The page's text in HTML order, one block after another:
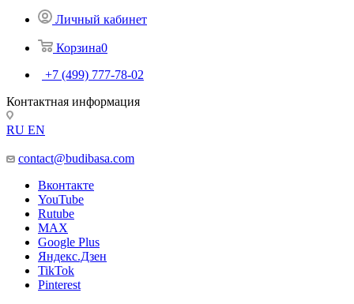
Личный кабинет
Корзина0
+7 (499) 777-78-02
Контактная информация
RU EN
contact@budibasa.com
Вконтакте
YouTube
Rutube
MAX
Google Plus
Яндекс.Дзен
TikTok
Pinterest